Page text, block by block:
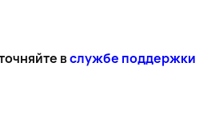
вслужбе поддержки